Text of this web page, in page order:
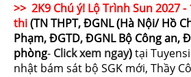
>> 2K9 Chú ý! Lộ Trình Sun 2027
thi(TN THPT, ĐGNL (Hà Nội/ Hồ
Phạm, ĐGTD, ĐGNL Bộ Công an,
phòng- Click xem ngay)tại
nhật bám sát bộ SGK mới, Thầy